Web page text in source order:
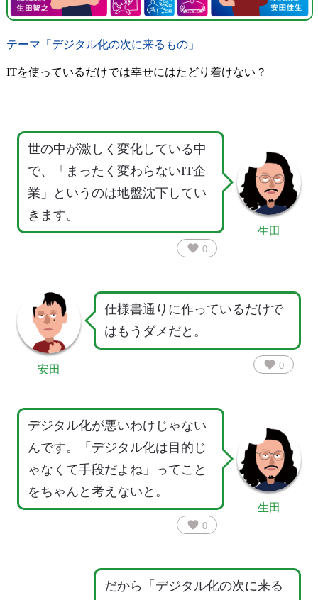
テーマ「デジタル化の次に来るもの」
ITを使っているだけでは幸せにはたどり着けない？
世の中が激しく変化している中
で、「まったく変わらないIT企
業」というのは地盤沈下してい
きます。
favorite 0
生田
安田
仕様書通りに作っているだけで
はもうダメだと。
favorite 0
デジタル化が悪いわけじゃない
んです。「デジタル化は目的じ
ゃなくて手段だよね」ってこと
をちゃんと考えないと。
favorite 0
生田
だから「デジタル化の次に来る